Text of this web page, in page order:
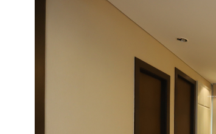
เพิ่มยูนิตเปรียบเทียบ
รายการที่ 1